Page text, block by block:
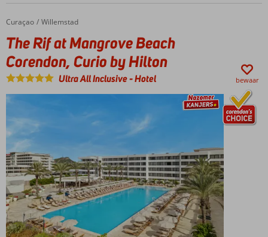
Spectaculair
aquapark
bekende
King Cobra
Met maar
liefst 12
restaurants
Familie
connection
wel 6
personen
Home
Curaçao Willemstad
The Rif at Mangrove Beach Corendon, Curio by Hilton
The Rif at Mangrove Beach
Corendon, Curio by Hilton
Ultra All Inclusive-Hotel bewaar